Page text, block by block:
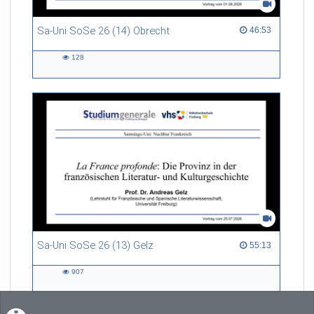
Sa-Uni SoSe 26 (14) Obrecht 46:53
46:53 duration
128
Sa-Uni SoSe 26 (13) Gelz 55:13
55:13 duration
907